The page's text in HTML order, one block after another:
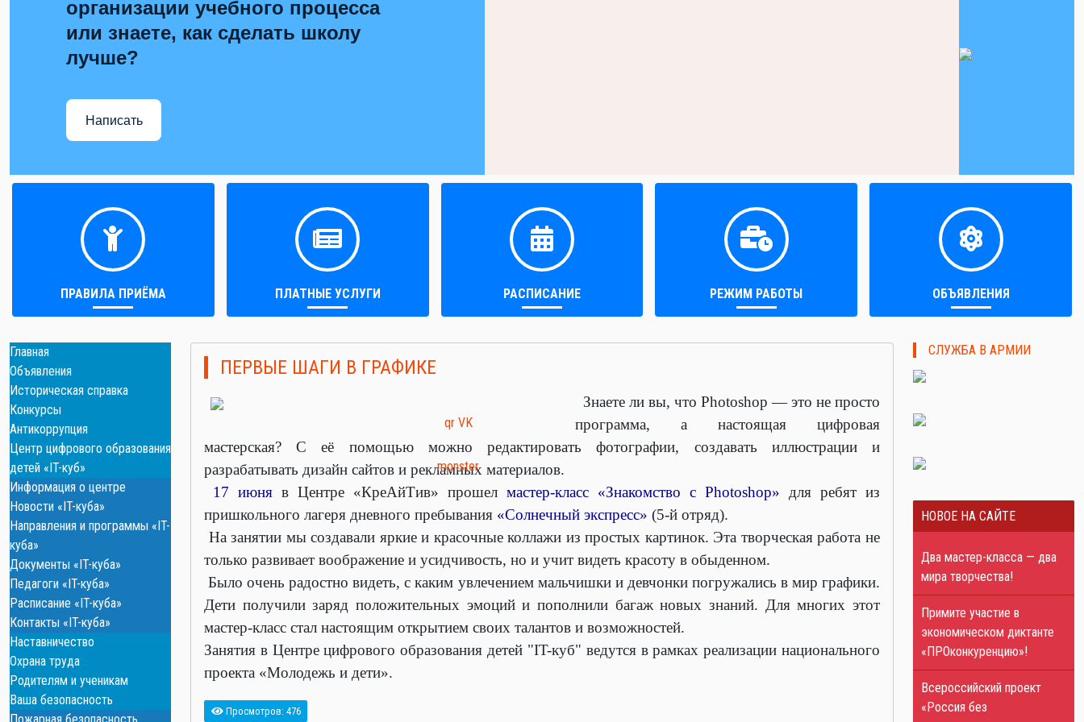
организации учебного процесса
или знаете, как сделать школу
лучше?
Написать
ПРАВИЛА ПРИЁМА ПЛАТНЫЕ УСЛУГИ РАСПИСАНИЕ РЕЖИМ РАБОТЫ ОБЪЯВЛЕНИЯ
Главная
Объявления
Историческая справка
Конкурсы
Антикоррупция
Центр цифрового образования
детей «IT-куб»
Информация о центре
Новости «IT-куба»
Направления и программы «IT-
куба»
Документы «IT-куба»
Педагоги «IT-куба»
Расписание «IT-куба»
Контакты «IT-куба»
Наставничество
Охрана труда
Родителям и ученикам
Ваша безопасность
ПЕРВЫЕ ШАГИ В ГРАФИКЕ
Знаете ли вы, что Photoshop — это не просто
программа, а настоящая цифровая
мастерская? С её помощью можно редактировать фотографии, создавать иллюстрации и
разрабатывать дизайн сайтов и рекламных материалов.
17 июня в Центре «КреАйТив» прошел мастер‑класс «Знакомство с Photoshop» для ребят из
пришкольного лагеря дневного пребывания «Солнечный экспресс» (5‑й отряд).
На занятии мы создавали яркие и красочные коллажи из простых картинок. Эта творческая работа не
только развивает воображение и усидчивость, но и учит видеть красоту в обыденном.
Было очень радостно видеть, с каким увлечением мальчишки и девчонки погружались в мир графики.
Дети получили заряд положительных эмоций и пополнили багаж новых знаний. Для многих этот
мастер‑класс стал настоящим открытием своих талантов и возможностей.
Занятия в Центре цифрового образования детей "IT-куб" ведутся в рамках реализации национального
проекта «Молодежь и дети».
Просмотров: 476
СЛУЖБА В АРМИИ
НОВОЕ НА САЙТЕ
Два мастер-класса — два
мира творчества!
Примите участие в
экономическом диктанте
«ПРОконкуренцию»!
Всероссийский проект
«Россия без